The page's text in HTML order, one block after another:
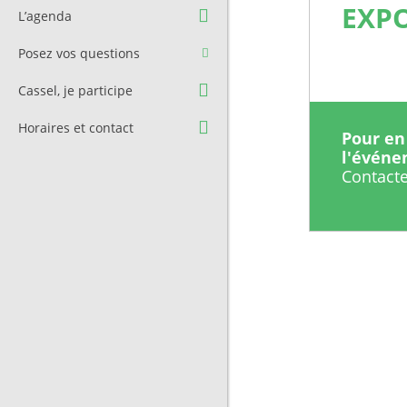
municipale
Contact et Accès
Cimetière
L’agenda
Posez vos questions
Cassel, je participe
Horaires et contact
Pour